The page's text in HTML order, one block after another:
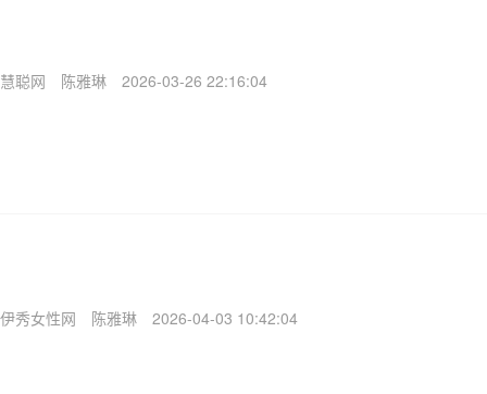
慧聪网 陈雅琳 2026-03-26 22:16:04
伊秀女性网 陈雅琳 2026-04-03 10:42:04